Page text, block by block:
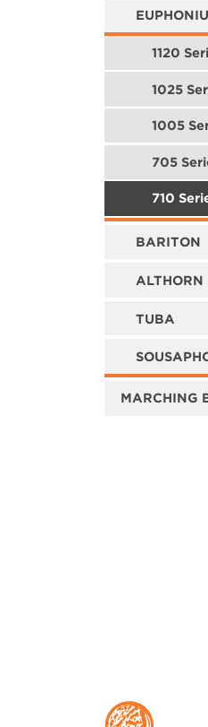
1120
1025
1005
705
710
BARITON
ALTHORN
TUBA
MARCHING